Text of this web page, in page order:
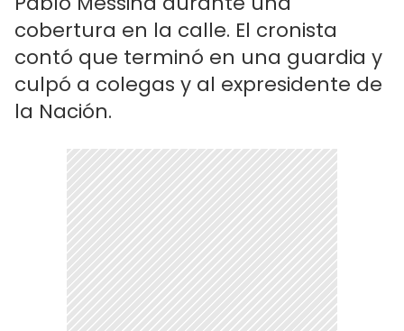
cobertura en la calle. El cronista
contó que terminó en una guardia y
culpó a colegas y al expresidente de
la Nación.